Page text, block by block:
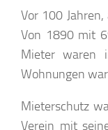
Vor 100
Von 1890 mit
Mieter waren
Wohnungen
Mieterschutz
Verein mit